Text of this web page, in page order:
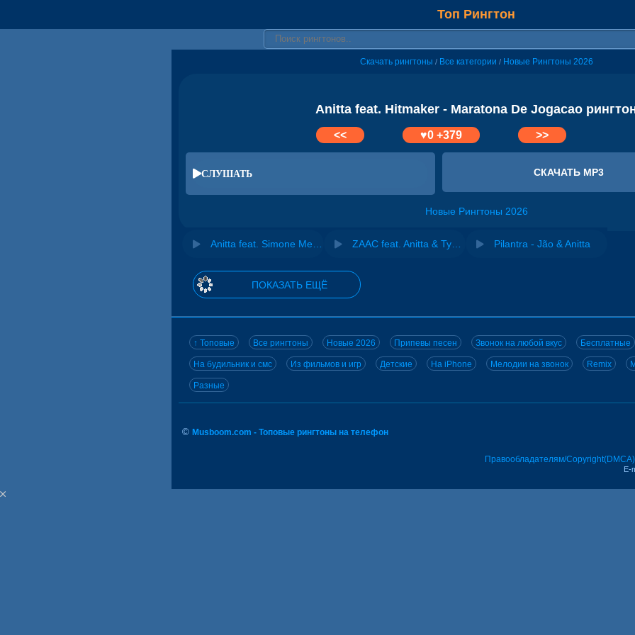
Топ Рингтон
Скачать рингтоны / Все категории / Новые Рингтоны 2026
Anitta feat. Hitmaker - Maratona De Jogacao
<< ♥0+379 >>
СЛУШАТЬ СКАЧАТЬ MP3
Новые Рингтоны 2026
Pilantra - Jão & Anitta
ПОКАЗАТЬ ЕЩЁ
↑ Топовые Все рингтоны Новые 2026 Припевы песен Звонок на любой вкус Бесплатные
На будильник и смс Из фильмов и игр Детские На iPhone Мелодии на звонок Remix
Разные
© Musboom.com - Топовые рингтоны на телефон
Правообладателям/Copyright(DMCA)
E-